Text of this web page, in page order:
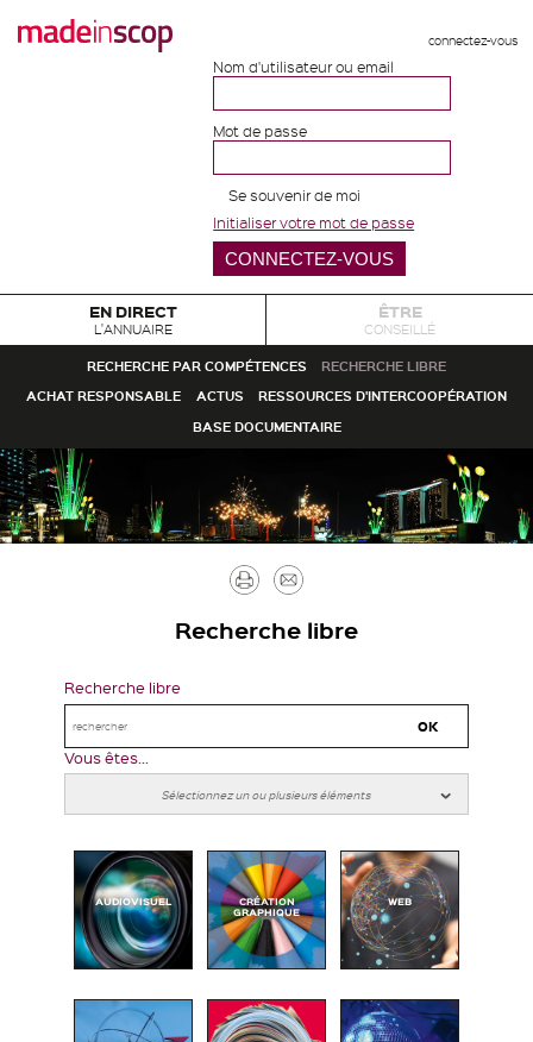
connectez-vous
Nom d'utilisateur ou email
Mot de passe
Se souvenir de moi
Initialiser votre mot de passe
EN DIRECT
L'ANNUAIRE
ÊTRE
CONSEILLÉ
RECHERCHE PAR COMPÉTENCES
RECHERCHE LIBRE
ACHAT RESPONSABLE
ACTUS
RESSOURCES D'INTERCOOPÉRATION
BASE DOCUMENTAIRE
Imprimer
Recherche libre
Recherche libre
Vous êtes...
AUDIOVISUEL CRÉATION
GRAPHIQUE
WEB